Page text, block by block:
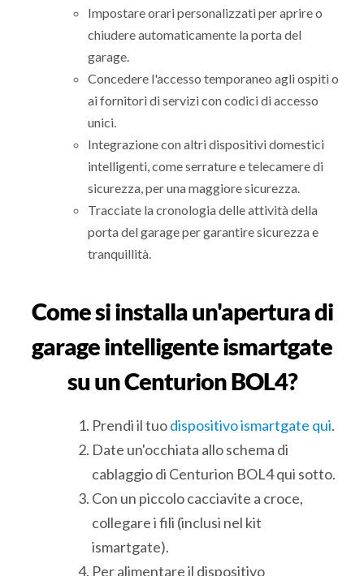
Impostare orari personalizzati per aprire o
chiudere automaticamente la porta del
garage.
Concedere l'accesso temporaneo agli ospiti o
ai fornitori di servizi con codici di accesso
unici.
Integrazione con altri dispositivi domestici
intelligenti, come serrature e telecamere di
sicurezza, per una maggiore sicurezza.
Tracciate la cronologia delle attività della
porta del garage per garantire sicurezza e
tranquillità.
Come si installa un'apertura di
garage intelligente ismartgate
su un Centurion BOL4?
Prendi il tuodispositivo ismartgate qui.
Date un'occhiata allo schema di
cablaggio di Centurion BOL4 qui sotto.
Con un piccolo cacciavite a croce,
collegare i fili (inclusi nel kit
ismartgate).
Per alimentare il dispositivo